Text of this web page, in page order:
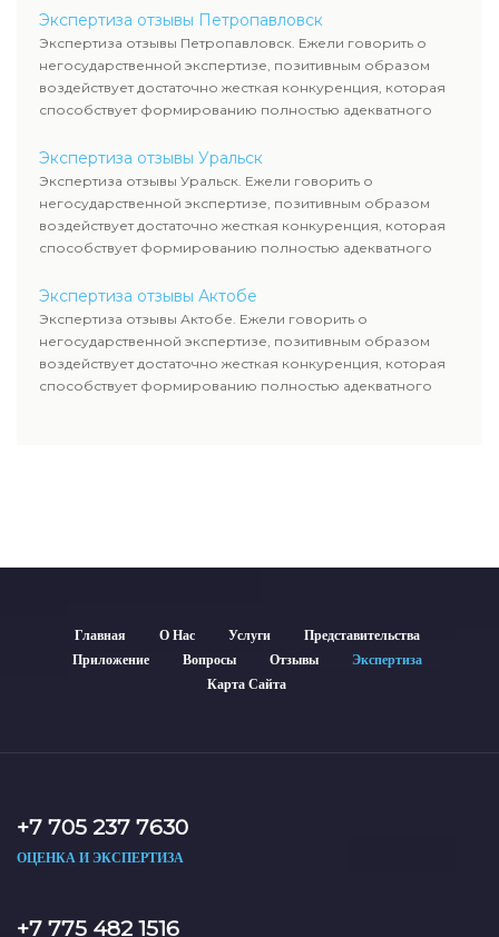
Экспертиза отзывы Петропавловск
Экспертиза отзывы Петропавловск. Ежели говорить о
негосударственной экспертизе, позитивным образом
воздействует достаточно жесткая конкуренция, которая
способствует формированию полностью адекватного
Экспертиза отзывы Уральск
Экспертиза отзывы Уральск. Ежели говорить о
негосударственной экспертизе, позитивным образом
воздействует достаточно жесткая конкуренция, которая
способствует формированию полностью адекватного
Экспертиза отзывы Актобе
Экспертиза отзывы Актобе. Ежели говорить о
негосударственной экспертизе, позитивным образом
воздействует достаточно жесткая конкуренция, которая
способствует формированию полностью адекватного
Главная О Нас Услуги
Представительства
Приложение
Вопросы Отзывы
Экспертиза
Карта Сайта
+7 705 237 7630
ОЦЕНКА И ЭКСПЕРТИЗА
+7 775 482 1516